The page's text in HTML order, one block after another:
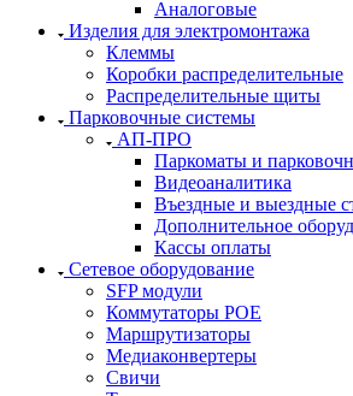
Аналоговые
Изделия для электромонтажа
Клеммы
Коробки распределительные
Распределительные щиты
Парковочные системы
АП-ПРО
Паркоматы и
Видеоаналитика
Въездные и выездные
Дополнительное
Кассы оплаты
Сетевое оборудование
SFP модули
Коммутаторы POE
Маршрутизаторы
Медиаконвертеры
Свичи